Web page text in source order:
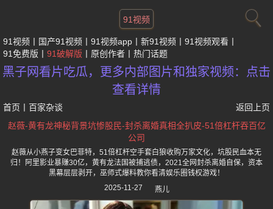
91视频
91视频 国产91视频 91视频app 新91视频
91视频观看
91免费版
91破解版 原创作者 热门话题
黑子网看片吃瓜，更多内部图片和独家视频：点击
查看详情
首页 百家杂谈
返回上页
赵薇-黄有龙神秘背景坑惨股民-封杀离婚真相全扒皮-51倍杠杆吞百亿
公司
赵薇从小燕子变女巴菲特，51倍杠杆空手套白狼收购万家文化，坑股民血本无
归！阿里影业暴赚30亿，黄有龙法国被捕逃债，2021全网封杀离婚自保，资本
黑幕层层剥开，巫师式爆料教你看清娱乐圈钱权游戏！
2025-11-27
燕儿